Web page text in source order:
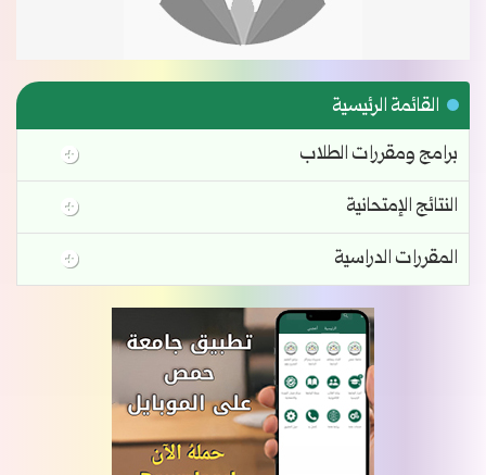
القائمة الرئيسية
برامج ومقررات الطلاب
النتائج الإمتحانية
المقررات الدراسية